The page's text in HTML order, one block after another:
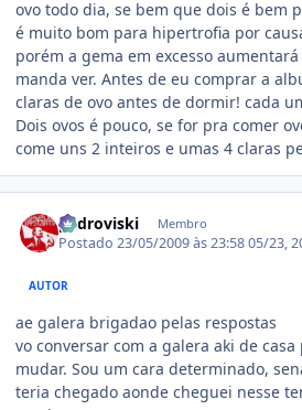
ovo todo dia, se bem que dois é bem
é muito bom para hipertrofia por
porém a gema em excesso
manda ver. Antes de eu comprar a
claras de ovo antes de dormir! cada
Dois ovos é pouco, se for pra comer
come uns 2 inteiros e umas 4 claras
pedroviski Membro
Postado23/05/2009 às 23:5805/23,
AUTOR
ae galera brigadao pelas respostas
vo conversar com a galera aki de
mudar. Sou um cara determinado,
teria chegado aonde cheguei nesse